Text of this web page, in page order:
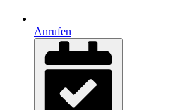
Anrufen